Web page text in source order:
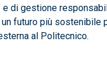
e di gestione
futuro più sostenibile
al Politecnico.